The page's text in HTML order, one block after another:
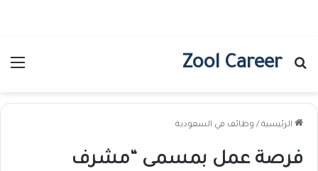
Zool Career
بحث عن
الرئيسية / وظائف في السعودية
فرصة عمل بمسمى “مشرف